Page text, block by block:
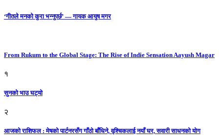
‘गीतले मनको कुरा भन्नुपर्छ’ — गायक आयुष मगर
From Rukum to the Global Stage: The Rise of Indie Sensation Aayush Magar
१
सुनको भाउ घट्याे
२
आजको राशिफल : मेषको पार्टनरसँग गाँठो बाँधिने, वृश्चिकलाई नयाँ घर, सवारी साधनकाे याेग